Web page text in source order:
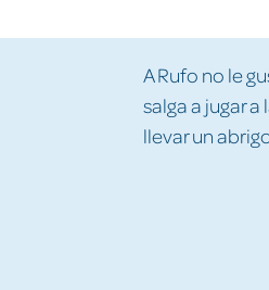
A Rufo no le
salga a jugar
llevar un